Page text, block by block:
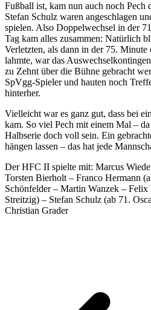
Fußball ist, kam nun auch noch Pech
Stefan Schulz waren angeschlagen
spielen. Also Doppelwechsel in der
Tag kam alles zusammen: Natürlich
Verletzten, als dann in der 75.
lahmte, war das
zu Zehnt über die Bühne gebracht
SpVgg-Spieler und hauten noch
hinterher.
Vielleicht war es ganz gut, dass bei
kam. So viel Pech mit einem Mal –
Halbserie doch voll sein. Ein
hängen lassen – das hat jede
Der HFC II spielte mit: Marcus
Torsten Bierholt – Franco Hermann
Schönfelder – Martin Wanzek –
Streitzig) – Stefan Schulz (ab 71.
Christian Grader